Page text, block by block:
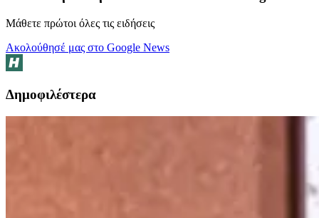
Μάθετε πρώτοι όλες τις ειδήσεις
Ακολούθησέ μας στο Google News
Δημοφιλέστερα